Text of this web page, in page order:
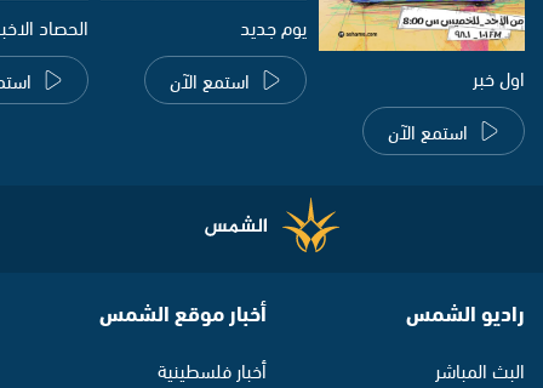
اول خبر
استمع الآن
يوم جديد
استمع الآن
الحصاد
راديو الشمس
البث المباشر
أخبار موقع الشمس
أخبار فلسطينية